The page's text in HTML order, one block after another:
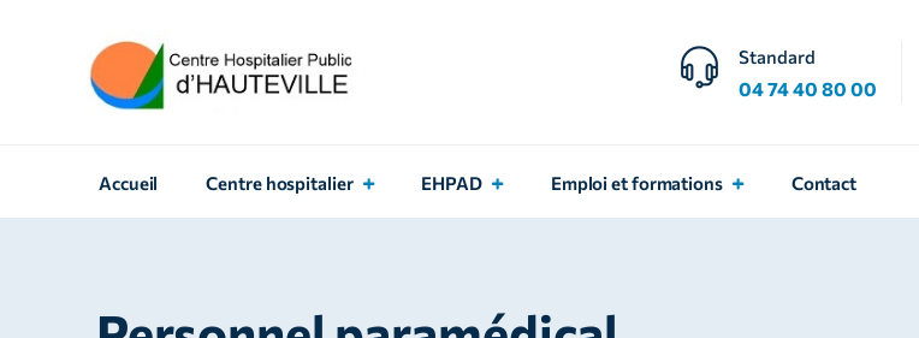
Standard
04 74 40 80 00
Accueil Centre hospitalier EHPAD Emploi et formations Contact